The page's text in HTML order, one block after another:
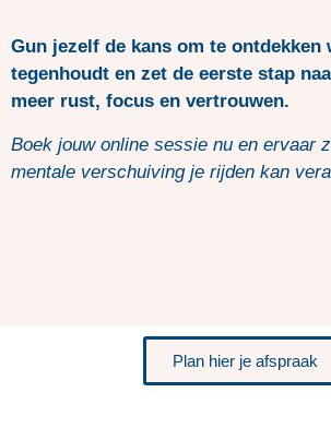
Gun jezelf de kans om te ontdekken
tegenhoudt en zet de eerste stap
meer rust, focus en vertrouwen.
Boek jouw online sessie nu en ervaar
mentale verschuiving je rijden kan
Plan hier je afspraak